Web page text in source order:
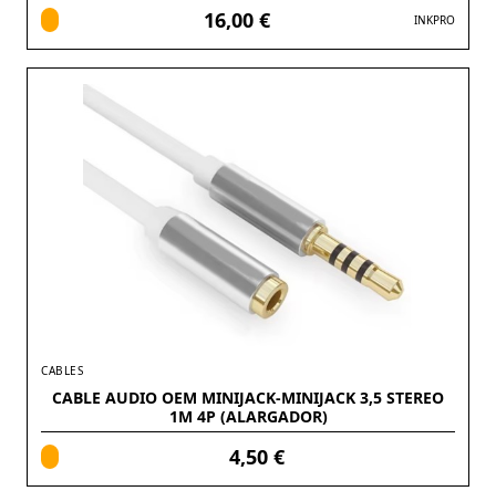
16,00 € INKPRO
CABLES
CABLE AUDIO OEM MINIJACK-MINIJACK 3,5 STEREO
1M 4P (ALARGADOR)
4,50 €